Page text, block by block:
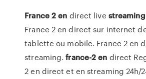
France2 en direct live streaming
France 2 en direct sur internet
tablette ou mobile. France 2 en
streaming.france-2 en direct
2 en direct et en streaming 24h/